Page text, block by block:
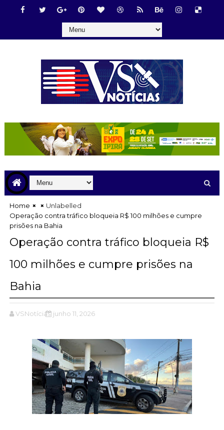
Home
Unlabelled
Operação contra tráfico bloqueia R$ 100 milhões e cumpre
prisões na Bahia
Operação contra tráfico bloqueia R$
100 milhões e cumpre prisões na
Bahia
VSNotícias junho 11, 2026